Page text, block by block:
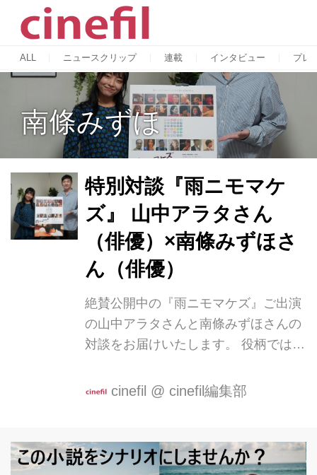
ALL ニュースクリップ 連載 インタビュー プレ
南條みずほ
特別対談『雨ニモマケ
ズ』 山中アラタさん
（俳優）×南條みずほさ
ん（俳優）
絶賛公開中の『雨ニモマケズ』ご出演
の山中アラタさんと南條みずほさんの
対談をお届けいたします。 役柄では、
人、どんなお話になるのか、お楽しみ
り・・・？映画を撮影してその後、映
画の舞台挨拶で一度ご一緒し
cinefil @ cinefil編集部